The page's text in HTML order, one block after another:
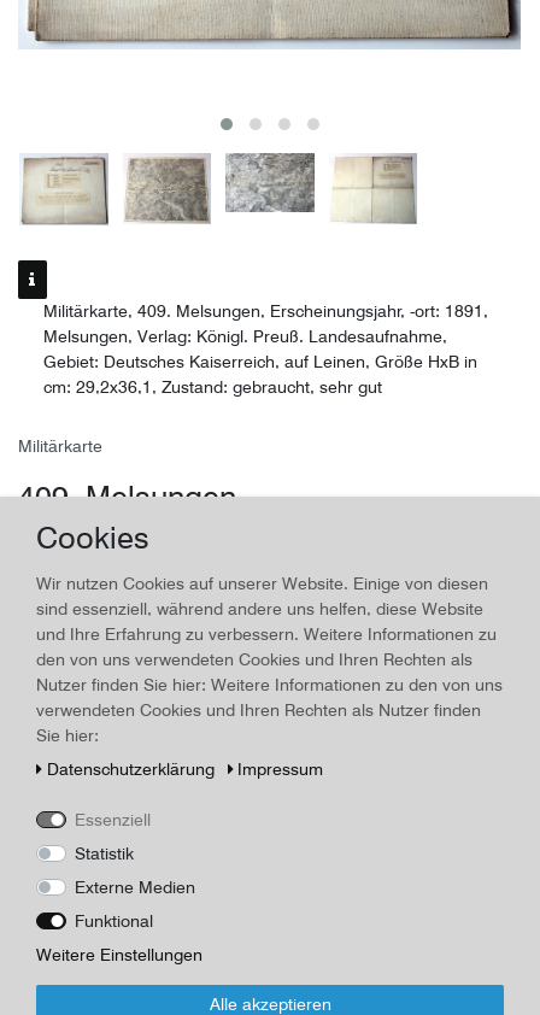
Militärkarte, 409. Melsungen, Erscheinungsjahr, -ort: 1891,
Melsungen, Verlag: Königl. Preuß. Landesaufnahme,
Gebiet: Deutsches Kaiserreich, auf Leinen, Größe HxB in
cm: 29,2x36,1, Zustand: gebraucht, sehr gut
Militärkarte
409. Melsungen
Land/Ort: Melsungen
Technisches
Merkmal
Wert
Art.-ID 23692
Beschreibung
Königreich Preussen, Reg.-Bez. Cassel, Kart. Aufnahme von 1843
bis 1875, Nachträge 1891, auf Leinen, aus dem Besitz des
Feldwebels Schafberg, 82. Infanterieregiment, später im Besitz
29,2 x 36,1 cm, keine Ein- und Ausrisse, sauberes und gutes
Königl. Preuß. Landesaufnahme
90,00 EUR
Inhalt1Stück
Cookies
Wir nutzen Cookies auf unserer Website. Einige von diesen
sind essenziell, während andere uns helfen, diese Website
und Ihre Erfahrung zu verbessern. Weitere Informationen zu
den von uns verwendeten Cookies und Ihren Rechten als
Nutzer finden Sie hier: Weitere Informationen zu den von uns
verwendeten Cookies und Ihren Rechten als Nutzer finden
Sie hier:
Daten­schutz­erklärung
Impressum
Essenziell
Statistik
Externe Medien
Funktional
Weitere Einstellungen
Alle akzeptieren